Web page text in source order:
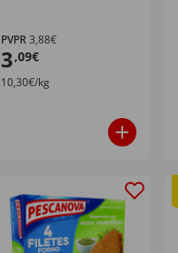
PVPR3,88€
3,09€
10,30€/kg